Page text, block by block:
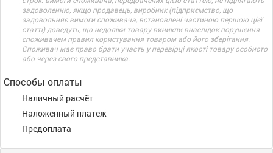
задоволенню, якщо продавець, виробник (підприємство, що
задовольняє вимоги споживача, встановлені частиною першою цієї
статті) доведуть, що недоліки товару виникли внаслідок порушення
споживачем правил користування товаром або його зберігання.
Споживач має право брати участь у перевірці якості товару особисто
або через свого представника.
Способы оплаты
Наличный расчёт
Наложенный платеж
Предоплата